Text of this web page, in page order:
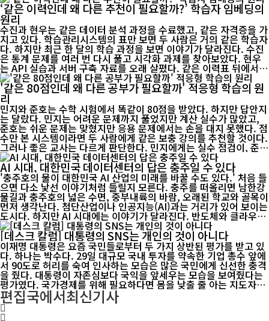
‘같은 이력인데 왜 다른 추천이 필요할까?’ 학습자 임베딩의
원리
수진과 현우는 같은 데이터 분석 과정을 수료했고, 같은 자격증을 가
지고 있다. 학습관리시스템의 표만 보면 두 사람은 거의 같은 학습자
다. 하지만 최근 한 달의 학습 과정을 보면 이야기가 달라진다. 수진
은 통계 문제를 여러 번 다시 풀고 시각화 과제를 찾아보았다. 현우
는 API 실습과 서버 구축 자료를 오래 살폈다. 같은 이력표 뒤에서
두 사람은 서로 다른 방향으로 움직이고 있다. 그렇다면 두 사람에게
동일한 과목과 프로젝트를 추천하는 것이 맞을까? AI가 개인화된 추
천을 하려면 ‘무엇을 이수했는가’뿐 아니라 ‘어떻...
'같은 80점인데 왜 다른 공부가 필요할까' 적응형 학습의 원
리
민지와 준호는 수학 시험에서 똑같이 80점을 받았다. 하지만 답안지
는 달랐다. 민지는 어려운 문제까지 풀었지만 계산 실수가 많았고,
준호는 쉬운 문제는 맞혔지만 응용 문제에서는 손을 대지 못했다. 점
수만 본 시스템이라면 두 사람에게 같은 보충 강의를 추천할 것이다.
그러나 좋은 교사는 다르게 판단한다. 민지에게는 실수 점검이, 준호
에게는 개념을 적용하는 연습이 필요하다는 것을 알아챈다. 적응형
학습은 이런 판단을 데이터로 구현하려는 시도다. 핵심은 콘텐츠를
많이 추천하는 데 있지 않다. 학습자가 지금 어디에...
AI 시대, 대한민국 데이터센터의 답은 충주일 수 있다
'충주호의 물이 대한민국 AI 산업의 미래를 바꿀 수도 있다.' 처음 들
으면 다소 낯선 이야기처럼 들릴지 모른다. 충주를 떠올리면 남한강
물길과 충주호의 넓은 수면, 중부내륙의 바람, 오래된 학교와 골목이
먼저 생각난다. 첨단산업이나 인공지능(AI)과는 거리가 있어 보이는
도시다. 하지만 AI 시대에는 이야기가 달라진다. 반도체와 클라우드,
자율주행, 바이오, 금융 데이터 산업이 폭발적으로 성장하면서 데이
터를 저장하고 처리하는 데이터센터가 국가 경쟁력의 핵심 인프라로
떠오르고 있다. 그리고 데이터센터를 움직이는 ...
[데스크 칼럼] 대통령의 SNS는 개인의 것이 아니다
이재명 대통령은 요즘 국민들로부터 두 가지 상반된 평가를 받고 있
다. 하나는 박수다. 29일 대규모 국내 투자를 약속한 기업 총수 앞에
서 90도로 허리를 숙여 인사하는 모습은 많은 국민에게 신선한 충격
을 줬다. 대통령이 자존심보다 국익을 앞세우는 모습을 보여줬다는
평가였다. 국가경제를 위해 필요하다면 몸을 낮출 줄 아는 지도자는
흔치 않다. 그러나 또 다른 장면에서는 우려의 목소리도 커지고 있
다. 대통령의 SNS다. 최근 월드컵 본선 진출 실패 이후 이 대통령은
자신...
편집국에서최신기사